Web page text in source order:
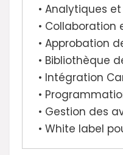
• Analytiques
• Collaboration
• Approbation
• Bibliothèque
• Intégration
•
• Gestion des
• White label